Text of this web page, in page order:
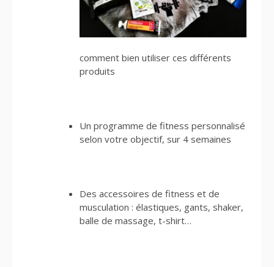
comment bien utiliser ces différents
produits
Un programme de fitness personnalisé
selon votre objectif, sur 4 semaines
Des accessoires de fitness et de
musculation : élastiques, gants, shaker,
balle de massage, t-shirt…